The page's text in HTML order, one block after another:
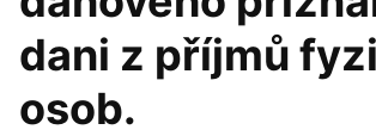
dani z příjmů
osob.